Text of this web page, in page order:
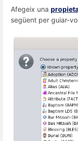
Afegeix una
següent per guiar-